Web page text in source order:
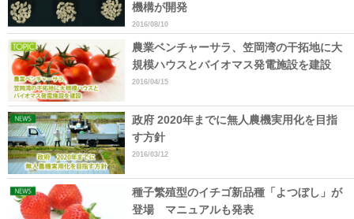
機構が開発
2016/08/10
農業ベンチャーサラ、笠岡湾の干拓地に大
規模ハウスとバイオマス発電施設を建設
2016/04/15
政府 2020年までに無人農機実用化を目指
す方針
2016/03/12
種子繁殖型のイチゴ新品種「よつぼし」が
登場 マニュアルも発表